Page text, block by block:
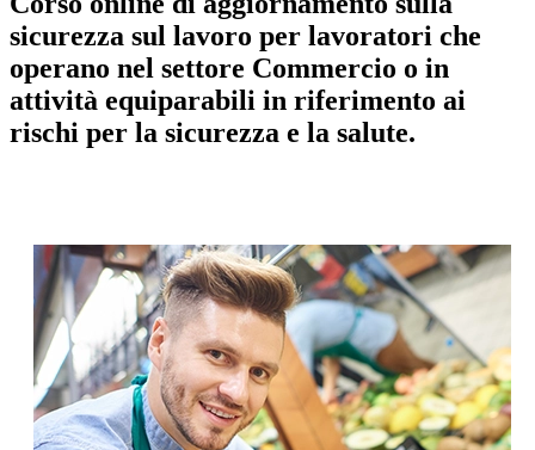
sicurezza sul lavoro per lavoratori che
operano nel settore Commercio o in
attività equiparabili in riferimento ai
rischi per la sicurezza e la salute.